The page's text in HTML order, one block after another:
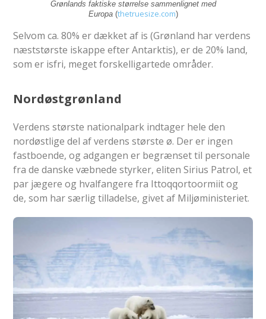
Grønlands faktiske størrelse sammenlignet med
Europa(thetruesize.com)
Selvom ca. 80% er dækket af is (Grønland har verdens
næststørste iskappe efter Antarktis), er de 20% land,
som er isfri, meget forskelligartede områder.
Nordøstgrønland
Verdens største nationalpark indtager hele den
nordøstlige del af verdens største ø. Der er ingen
fastboende, og adgangen er begrænset til personale
fra de danske væbnede styrker, eliten Sirius Patrol, et
par jægere og hvalfangere fra Ittoqqortoormiit og
de, som har særlig tilladelse, givet af Miljøministeriet.